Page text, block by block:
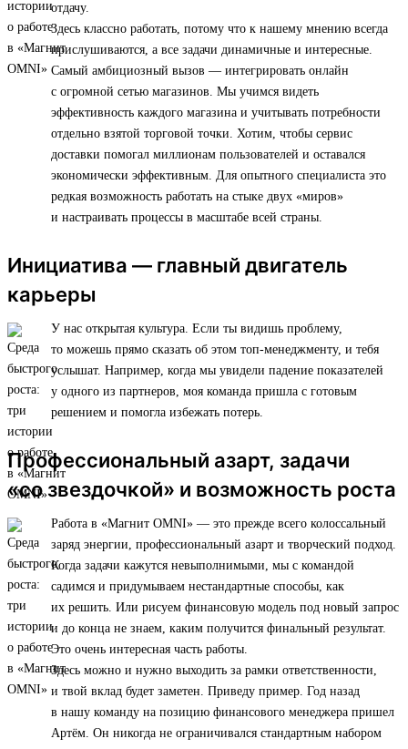
отдачу.
Здесь классно работать, потому что к нашему мнению всегда
прислушиваются, а все задачи динамичные и интересные.
Самый амбициозный вызов — интегрировать онлайн
с огромной сетью магазинов. Мы учимся видеть
эффективность каждого магазина и учитывать потребности
отдельно взятой торговой точки. Хотим, чтобы сервис
доставки помогал миллионам пользователей и оставался
экономически эффективным. Для опытного специалиста это
редкая возможность работать на стыке двух «миров»
и настраивать процессы в масштабе всей страны.
Инициатива — главный двигатель
карьеры
У нас открытая культура. Если ты видишь проблему,
то можешь прямо сказать об этом топ-менеджменту, и тебя
услышат. Например, когда мы увидели падение показателей
у одного из партнеров, моя команда пришла с готовым
решением и помогла избежать потерь.
Профессиональный азарт, задачи
«со звездочкой» и возможность роста
Работа в «Магнит OMNI» — это прежде всего колоссальный
заряд энергии, профессиональный азарт и творческий подход.
Когда задачи кажутся невыполнимыми, мы с командой
садимся и придумываем нестандартные способы, как
их решить. Или рисуем финансовую модель под новый запрос
и до конца не знаем, каким получится финальный результат.
Это очень интересная часть работы.
Здесь можно и нужно выходить за рамки ответственности,
и твой вклад будет заметен. Приведу пример. Год назад
в нашу команду на позицию финансового менеджера пришел
Артём. Он никогда не ограничивался стандартным набором